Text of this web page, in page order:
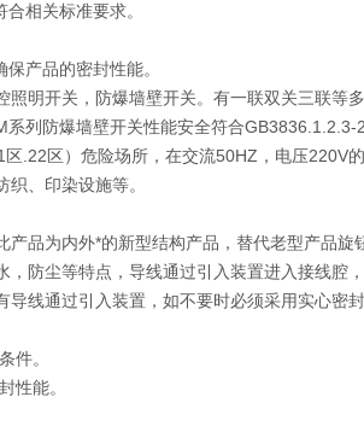
相关标准要求。
产品的密封性能。
明开关，防爆墙壁开关。有一联双关三联等多
列防爆墙壁开关性能安全符合
.22区）危险场所，在交流50HZ，电压220V
、印染设施等。
品为内外*的新型结构产品，替代老型产品旋
防尘等特点，导线通过引入装置进入接线腔
线通过引入装置，如不要时必须采用实心密封
件。
性能。